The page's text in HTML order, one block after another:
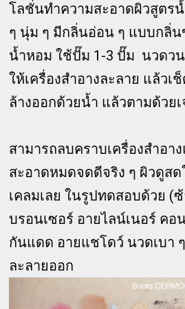
โลชั่นทำความสะอาดผิวสูตร
ๆ นุ่ม ๆ มีกลิ่นอ่อน ๆ แบบกลิ่น
น้ำหอม ใช้ปั๊ม 1-3 ปั๊ม นวดวน
ให้เครื่องสำอางละลาย แล้วเ
ล้างออกด้วยน้ำ แล้วตามด้วย
สามารถลบคราบเครื่องสำอา
สะอาดหมดจดดีจริง ๆ ผิวดูส
เคลมเลย ในรูปทดสอบด้วย (
บรอนเซอร์ อายไลน์เนอร์ คอ
กันแดด อายแชโดว์ นวดเบา
ละลายออก